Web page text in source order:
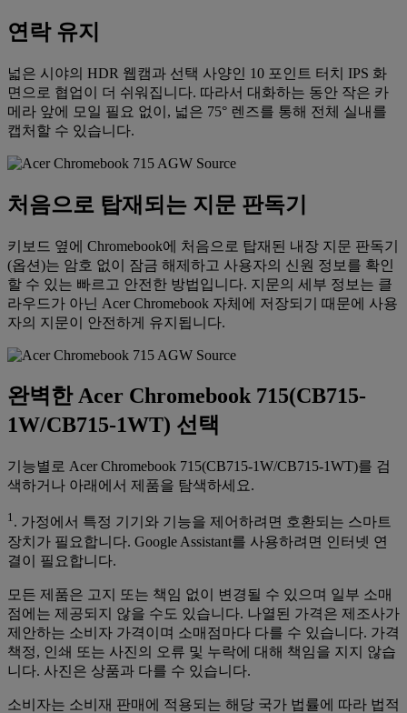
연락 유지
넓은 시야의 HDR 웹캠과 선택 사양인 10 포인트 터치 IPS 화
면으로 협업이 더 쉬워집니다. 따라서 대화하는 동안 작은 카
메라 앞에 모일 필요 없이, 넓은 75° 렌즈를 통해 전체 실내를
캡처할 수 있습니다.
처음으로 탑재되는 지문 판독기
키보드 옆에 Chromebook에 처음으로 탑재된 내장 지문 판독기
(옵션)는 암호 없이 잠금 해제하고 사용자의 신원 정보를 확인
할 수 있는 빠르고 안전한 방법입니다. 지문의 세부 정보는 클
라우드가 아닌 Acer Chromebook 자체에 저장되기 때문에 사용
자의 지문이 안전하게 유지됩니다.
완벽한 Acer Chromebook 715(CB715-
1W/CB715-1WT) 선택
기능별로 Acer Chromebook 715(CB715-1W/CB715-1WT)를 검
색하거나 아래에서 제품을 탐색하세요.
1. 가정에서 특정 기기와 기능을 제어하려면 호환되는 스마트
장치가 필요합니다. Google Assistant를 사용하려면 인터넷 연
결이 필요합니다.
모든 제품은 고지 또는 책임 없이 변경될 수 있으며 일부 소매
점에는 제공되지 않을 수도 있습니다. 나열된 가격은 제조사가
제안하는 소비자 가격이며 소매점마다 다를 수 있습니다. 가격
책정, 인쇄 또는 사진의 오류 및 누락에 대해 책임을 지지 않습
니다. 사진은 상품과 다를 수 있습니다.
소비자는 소비재 판매에 적용되는 해당 국가 법률에 따라 법적